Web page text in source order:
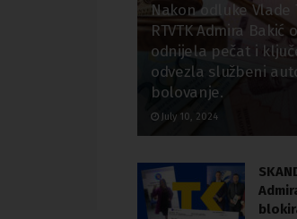
Nakon odluke Vlade
RTVTK Admira Bakić
odnijela pečat i
odvezla službeni
bolovanje.
July 10, 2024